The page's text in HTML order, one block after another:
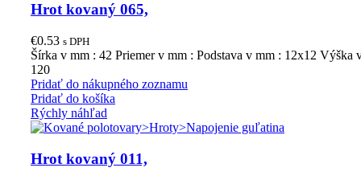
Hrot kovaný 065,
€0.53 s DPH
Šírka v mm : 42 Priemer v mm : Podstava v mm : 12x12 Výška
120
Pridať do nákupného zoznamu
Pridať do košíka
Rýchly náhľad
Hrot kovaný 011,